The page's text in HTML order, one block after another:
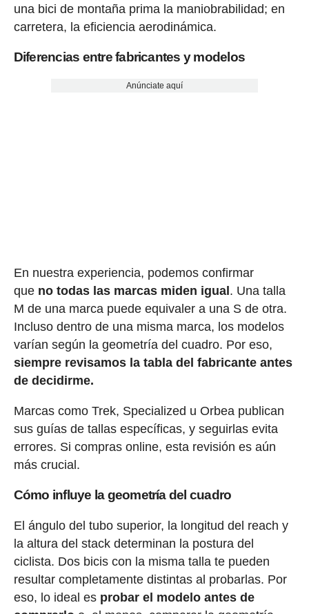
una bici de montaña prima la maniobrabilidad; en
carretera, la eficiencia aerodinámica.
Diferencias entre fabricantes y modelos
Anúnciate aquí
En nuestra experiencia, podemos confirmar
que no todas las marcas miden igual. Una talla
M de una marca puede equivaler a una S de otra.
Incluso dentro de una misma marca, los modelos
varían según la geometría del cuadro. Por eso,
siempre revisamos la tabla del fabricante antes
de decidirme.
Marcas como Trek, Specialized u Orbea publican
sus guías de tallas específicas, y seguirlas evita
errores. Si compras online, esta revisión es aún
más crucial.
Cómo influye la geometría del cuadro
El ángulo del tubo superior, la longitud del reach y
la altura del stack determinan la postura del
ciclista. Dos bicis con la misma talla te pueden
resultar completamente distintas al probarlas. Por
eso, lo ideal es probar el modelo antes de